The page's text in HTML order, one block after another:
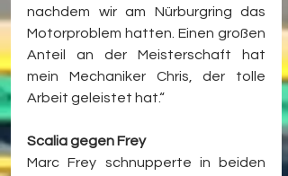
nachdem wir am Nürburgring das
Motorproblem hatten. Einen großen
Anteil an der Meisterschaft hat
mein Mechaniker Chris, der tolle
Arbeit geleistet hat.“
Scalia gegen Frey
Marc Frey schnupperte in beiden